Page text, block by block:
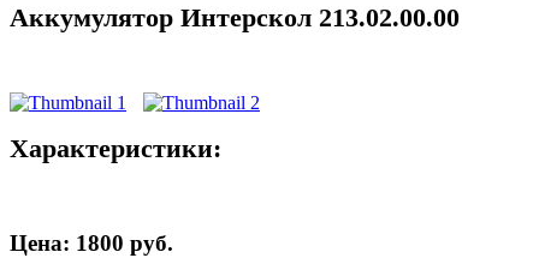
Аккумулятор Интерскол 213.02.00.00
Характеристики:
Цена: 1800 руб.